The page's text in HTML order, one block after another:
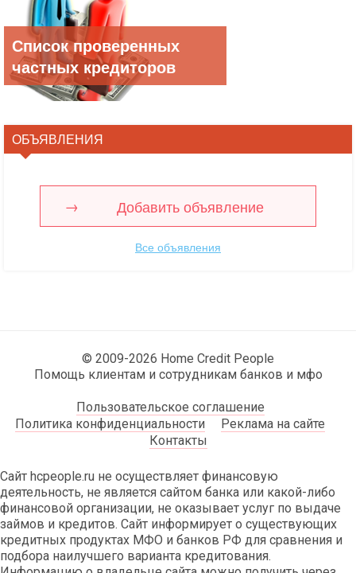
Список проверенных
частных кредиторов
ОБЪЯВЛЕНИЯ
Добавить объявление
Все объявления
© 2009-2026 Home Credit People
Помощь клиентам и сотрудникам банков и мфо
Пользовательское соглашение
Политика конфиденциальности
Реклама на сайте
Контакты
Сайт hcpeople.ru не осуществляет финансовую
деятельность, не является сайтом банка или какой-либо
финансовой организации, не оказывает услуг по выдаче
займов и кредитов. Сайт информирует о существующих
кредитных продуктах МФО и банков РФ для сравнения и
подбора наилучшего варианта кредитования.